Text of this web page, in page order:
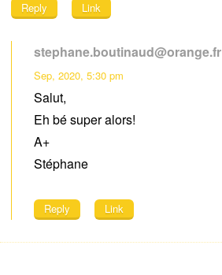
Reply Link
stephane.boutinaud@orange.fr
Sep, 2020, 5:30 pm
Salut,
Eh bé super alors!
A+
Stéphane
Reply Link